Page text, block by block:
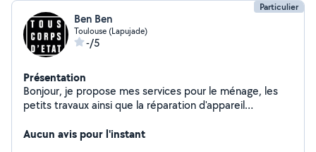
Particulier
Ben Ben
Toulouse (Lapujade)
-/5
Présentation
Bonjour, je propose mes services pour le ménage, les
petits travaux ainsi que la réparation d'appareil
rapidement. Je n'ai pas encore d avis je suis nouveau
Aucun avis pour l'instant